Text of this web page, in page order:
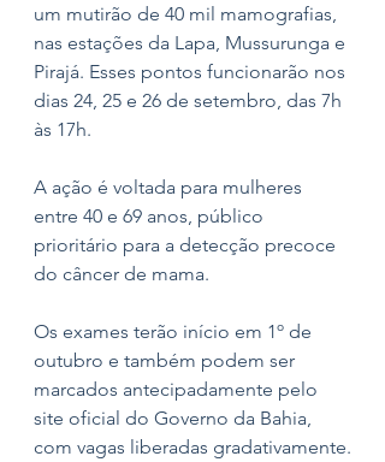
um mutirão de 40 mil mamografias,
nas estações da Lapa, Mussurunga e
Pirajá. Esses pontos funcionarão nos
dias 24, 25 e 26 de setembro, das 7h
às 17h.
A ação é voltada para mulheres
entre 40 e 69 anos, público
prioritário para a detecção precoce
do câncer de mama.
Os exames terão início em 1º de
outubro e também podem ser
marcados antecipadamente pelo
site oficial do Governo da Bahia,
com vagas liberadas gradativamente.